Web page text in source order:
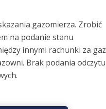
gazomierza. Zrobić
na podanie stanu
innymi rachunki za gaz
Brak podania odczytu